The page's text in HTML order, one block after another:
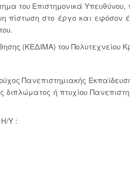
του Επιστημονικά
στο έργο και εφόσον
(ΚΕΔΙΜΑ) του Πολυτεχνείου
Πανεπιστημιακής
διπλώματος ή πτυχίου
Υ :